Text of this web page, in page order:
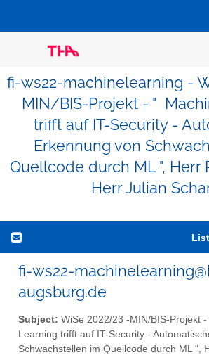
fi-ws22-machinelearning -
MIN/BIS-Projekt - "
trifft auf IT-Security -
Erkennung von
Quellcode durch ML ", Herr
Herr Julian
fi-ws22-
augsburg.de
Subject: WiSe 2022/23 -MIN/BIS-Projekt
Learning trifft auf IT-Security -
Schwachstellen im Quellcode durch ML ",